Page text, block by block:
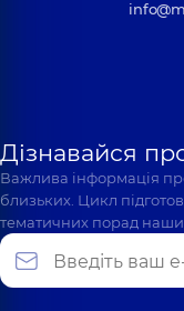
Дізнавайся
Важлива інформація
близьких. Цикл
тематичних порад